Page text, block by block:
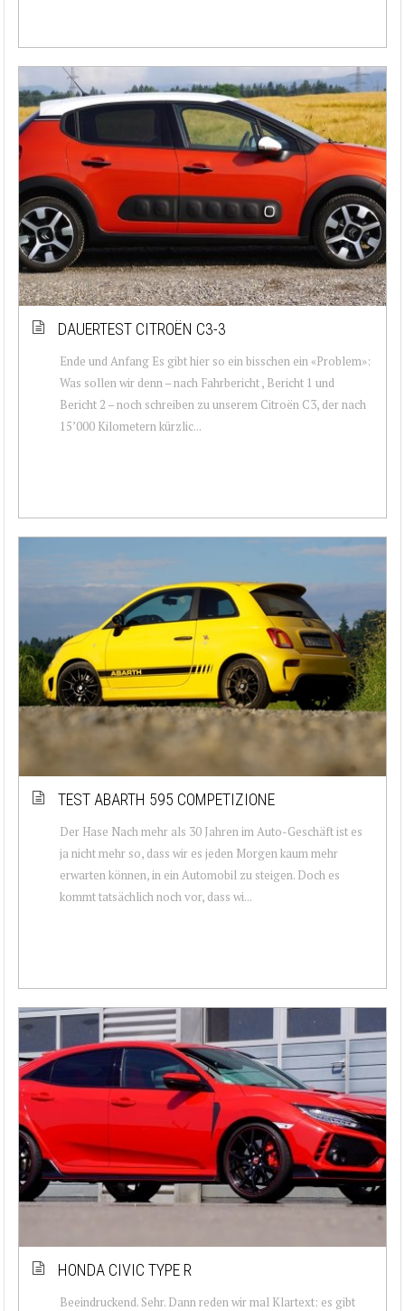
DAUERTEST CITROËN C3-3
Ende und Anfang Es gibt hier so ein bisschen ein «Problem»:
Was sollen wir denn – nach Fahrbericht , Bericht 1 und
Bericht 2 – noch schreiben zu unserem Citroën C3, der nach
15’000 Kilometern kürzlic...
TEST ABARTH 595 COMPETIZIONE
Der Hase Nach mehr als 30 Jahren im Auto-Geschäft ist es
ja nicht mehr so, dass wir es jeden Morgen kaum mehr
erwarten können, in ein Automobil zu steigen. Doch es
kommt tatsächlich noch vor, dass wi...
HONDA CIVIC TYPE R
Beeindruckend. Sehr. Dann reden wir mal Klartext: es gibt